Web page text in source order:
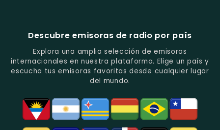
Música
Del
Recuerdo
En
Quito.
Estación
De
Los
Deportes
En
Guayaquil.
Populares
Y
Folclore
En
Azogues.
Descubre emisoras de radio por país
Explora una amplia selección de emisoras
internacionales en nuestra plataforma. Elige un país y
escucha tus emisoras favoritas desde cualquier lugar
del mundo.